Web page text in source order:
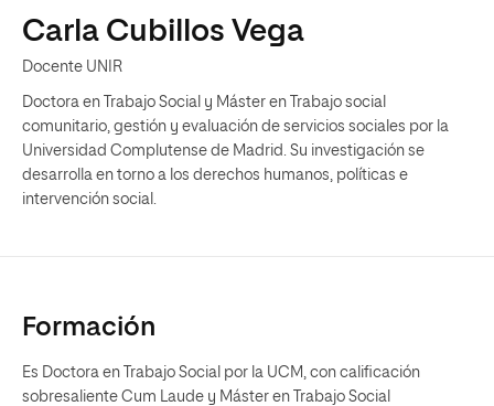
Carla Cubillos Vega
Docente UNIR
Doctora en Trabajo Social y Máster en Trabajo social
comunitario, gestión y evaluación de servicios sociales por la
Universidad Complutense de Madrid. Su investigación se
desarrolla en torno a los derechos humanos, políticas e
intervención social.
Formación
Es Doctora en Trabajo Social por la UCM, con calificación
sobresaliente Cum Laude y Máster en Trabajo Social